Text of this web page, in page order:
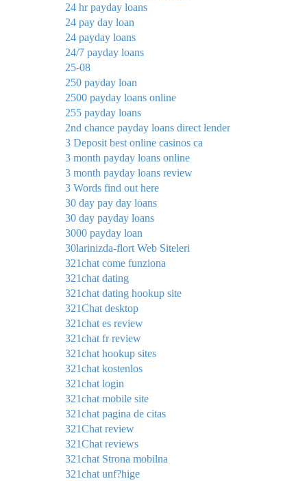
24 hr payday loans
24 pay day loan
24 payday loans
24/7 payday loans
25-08
250 payday loan
2500 payday loans online
255 payday loans
2nd chance payday loans direct lender
3 Deposit best online casinos ca
3 month payday loans online
3 month payday loans review
3 Words find out here
30 day pay day loans
30 day payday loans
3000 payday loan
30larinizda-flort Web Siteleri
321chat come funziona
321chat dating
321chat dating hookup site
321Chat desktop
321chat es review
321chat fr review
321chat hookup sites
321chat kostenlos
321chat login
321chat mobile site
321chat pagina de citas
321Chat review
321Chat reviews
321chat Strona mobilna
321chat unf?hige